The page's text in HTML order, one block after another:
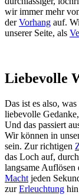
wir immer mehr
derVorhang auf.
unserer Seite, als
Liebevolle
Das ist es also,
liebevolle
Und das passiert
Wir können in
sein. Zur richtigen
das Loch auf,
langsame
Macht jeden
zurErleuchtung